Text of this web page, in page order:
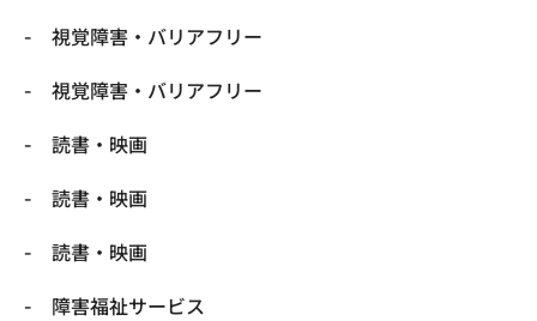
視覚障害・バリアフリー
視覚障害・バリアフリー
読書・映画
読書・映画
読書・映画
障害福祉サービス